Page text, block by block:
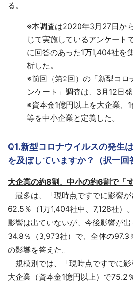
る。
※本調査は2020年3月27日か
じて実施しているアンケート
に回答のあった1万1,404社を
析した。
※前回（第2回）の「新型コロ
ンケート」調査は、3月12日発
※資本金1億円以上を大企業、
等を中小企業と定義した。
Q1.新型コロナウイルスの発生
を及ぼしていますか？（択一回
大企業の約8割、中小の約6割で「
最多は、「現時点ですでに影響
62.5％（1万1,404社中、7,128社）
影響は出ていないが、今後影響が
34.8％（3,973社）で、全体の97.3
の影響を答えた。
規模別では、「現時点ですでに影
大企業（資本金1億円以上）で75.2